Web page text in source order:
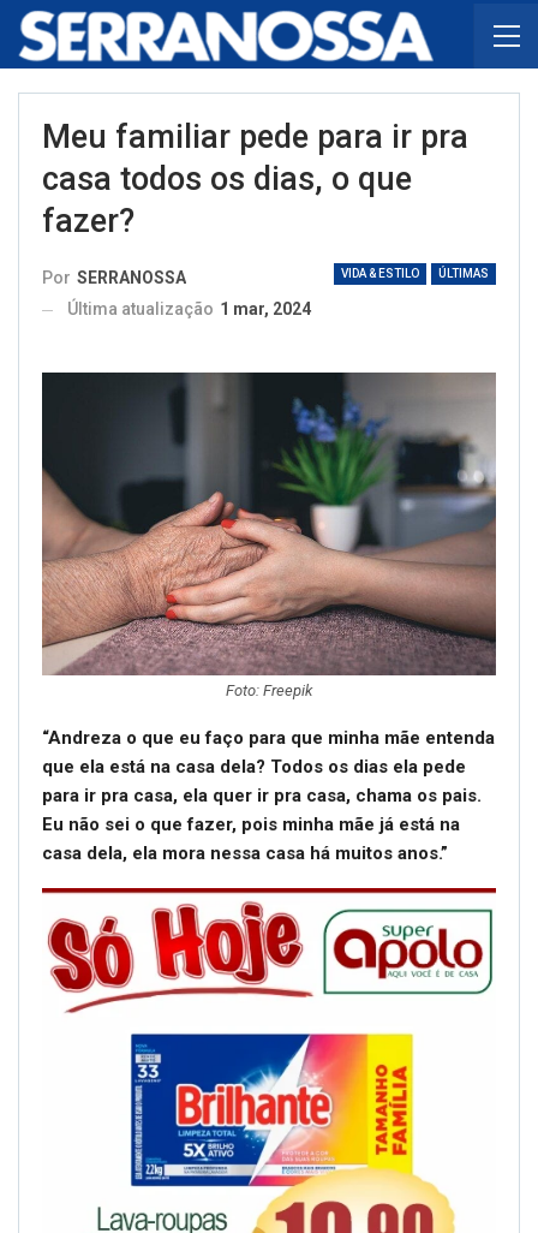
Meu familiar pede para ir pra
casa todos os dias, o que
fazer?
VIDA & ESTILO ÚLTIMAS
Por SERRANOSSA
Última atualização 1 mar, 2024
Foto: Freepik
“Andreza o que eu faço para que minha mãe entenda
que ela está na casa dela? Todos os dias ela pede
para ir pra casa, ela quer ir pra casa, chama os pais.
Eu não sei o que fazer, pois minha mãe já está na
casa dela, ela mora nessa casa há muitos anos.”